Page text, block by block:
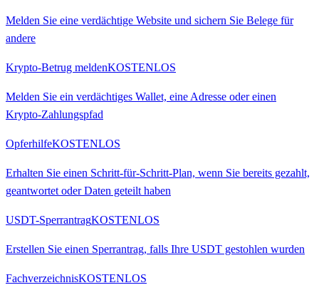
Melden Sie eine verdächtige Website und sichern Sie Belege für
andere
Krypto-Betrug meldenKOSTENLOS
Melden Sie ein verdächtiges Wallet, eine Adresse oder einen
Krypto-Zahlungspfad
OpferhilfeKOSTENLOS
Erhalten Sie einen Schritt-für-Schritt-Plan, wenn Sie bereits gezahlt,
geantwortet oder Daten geteilt haben
USDT-SperrantragKOSTENLOS
Erstellen Sie einen Sperrantrag, falls Ihre USDT gestohlen wurden
FachverzeichnisKOSTENLOS